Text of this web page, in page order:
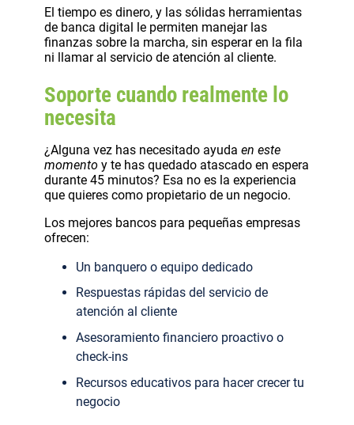
El tiempo es dinero, y las sólidas herramientas
de banca digital le permiten manejar las
finanzas sobre la marcha, sin esperar en la fila
ni llamar al servicio de atención al cliente.
Soporte cuando realmente lo
necesita
¿Alguna vez has necesitado ayuda en este
momento y te has quedado atascado en espera
durante 45 minutos? Esa no es la experiencia
que quieres como propietario de un negocio.
Los mejores bancos para pequeñas empresas
ofrecen:
Un banquero o equipo dedicado
Respuestas rápidas del servicio de
atención al cliente
Asesoramiento financiero proactivo o
check-ins
Recursos educativos para hacer crecer tu
negocio